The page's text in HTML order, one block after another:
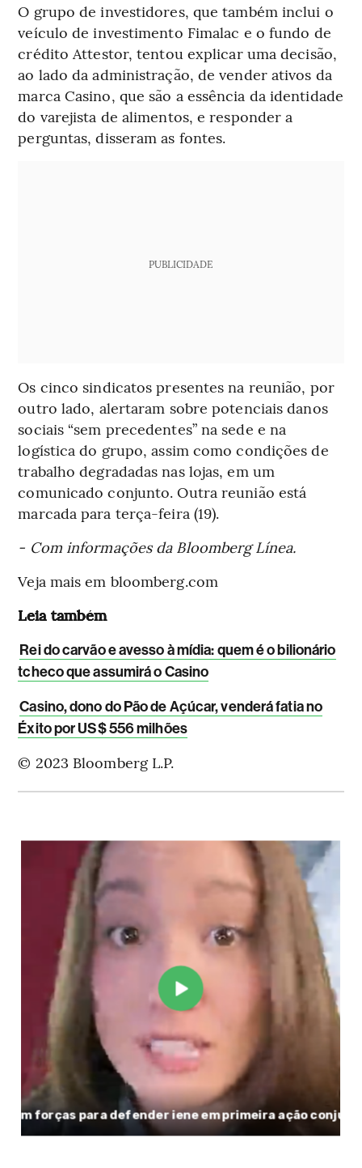
O grupo de investidores, que também inclui o
veículo de investimento Fimalac e o fundo de
crédito Attestor, tentou explicar uma decisão,
ao lado da administração, de vender ativos da
marca Casino, que são a essência da identidade
do varejista de alimentos, e responder a
perguntas, disseram as fontes.
PUBLICIDADE
Os cinco sindicatos presentes na reunião, por
outro lado, alertaram sobre potenciais danos
sociais “sem precedentes” na sede e na
logística do grupo, assim como condições de
trabalho degradadas nas lojas, em um
comunicado conjunto. Outra reunião está
marcada para terça-feira (19).
- Com informações da Bloomberg Línea.
Veja mais em bloomberg.com
Leia também
Rei do carvão e avesso à mídia: quem é o bilionário
tcheco que assumirá o Casino
Casino, dono do Pão de Açúcar, venderá fatia no
Éxito por US$ 556 milhões
© 2023 Bloomberg L.P.